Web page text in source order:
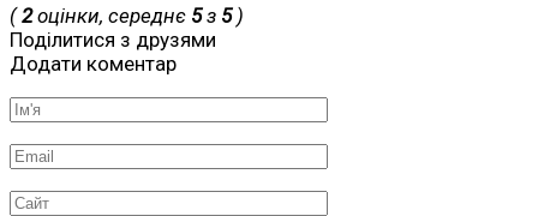
(2оцінки, середнє 5з 5)
Поділитися з друзями
Додати коментар
Ім'я
Email
Сайт